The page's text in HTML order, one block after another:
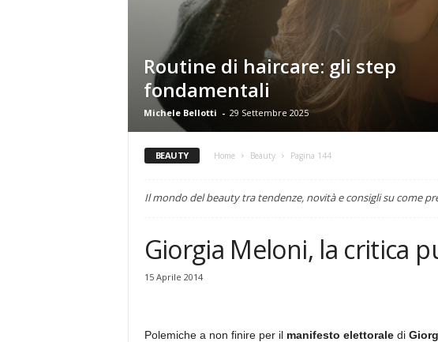
Routine di haircare: gli step
fondamentali
Michele Bellotti - 29 Settembre 2025
BEAUTY Home Beauty Pagina 144
Il mondo del beauty tra tendenze, novità e consigli su come
Giorgia Meloni, la critica
15 Aprile 2014
Polemiche a non finire per il manifesto elettoraledi